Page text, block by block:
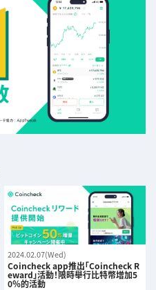
2024.02.07(Wed)
Coincheck app推出「Coincheck R
eward」活動！限時舉行比特幣增加5
0％的活動